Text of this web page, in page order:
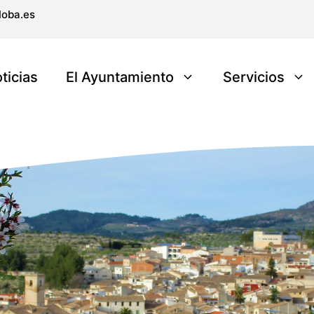
El Ayuntamiento Servicios